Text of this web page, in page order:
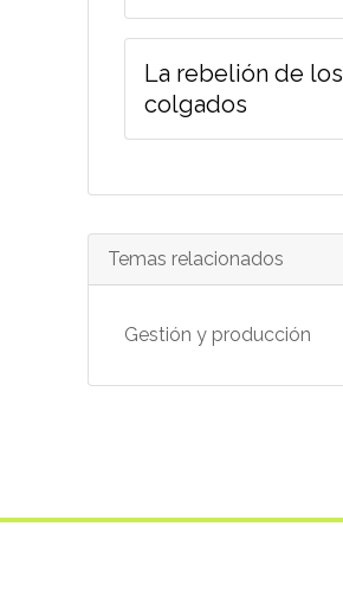
La rebelión de los
colgados
Temas relacionados
Gestión y producción